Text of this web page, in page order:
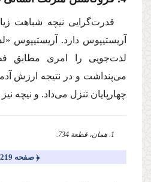
‌قدرت‌گرایی نیچه شباهت
آریستیپوس دارد.
لذت‌جویی را امری مطابق
می‌پنداشت و در نتیجه ارزش
چهارپایان تنزل می‌داد. و نیچه نیز
1. همان، قطعة 734.
﴿ صفحه 219 ﴾